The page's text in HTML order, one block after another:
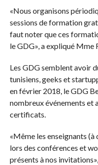
«Nous organisons
sessions de formation
faut noter que ces
le GDG», a expliqué Mme
Les GDG semblent avoir
tunisiens, geeks et
en février 2018, le GDG
nombreux événements et
certificats.
«Même les enseignants
lors des conférences et
présents à nos